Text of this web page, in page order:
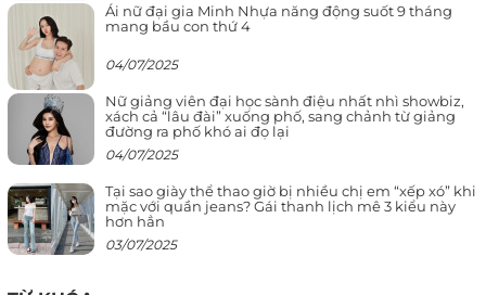
Ái nữ đại gia Minh Nhựa năng động suốt 9 tháng
mang bầu con thứ 4
04/07/2025
Nữ giảng viên đại học sành điệu nhất nhì showbiz,
xách cả “lâu đài” xuống phố, sang chảnh từ giảng
đường ra phố khó ai đọ lại
04/07/2025
Tại sao giày thể thao giờ bị nhiều chị em “xếp xó” khi
mặc với quần jeans? Gái thanh lịch mê 3 kiểu này
hơn hẳn
03/07/2025